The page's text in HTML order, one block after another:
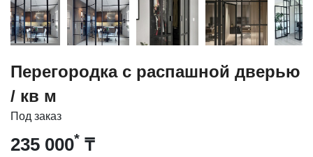
Перегородка с распашной дверью
/ кв м
Под заказ
235 000* ₸